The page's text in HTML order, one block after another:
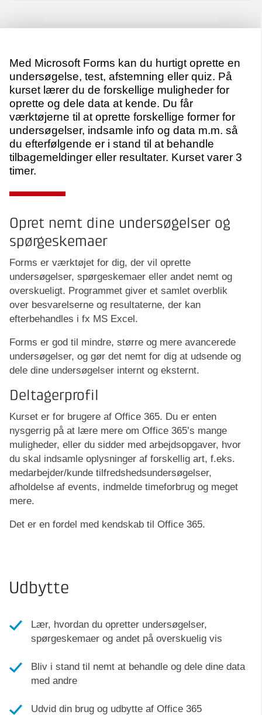
Med Microsoft Forms kan du hurtigt oprette en
undersøgelse, test, afstemning eller quiz. På
kurset lærer du de forskellige muligheder for
oprette og dele data at kende. Du får
værktøjerne til at oprette forskellige former for
undersøgelser, indsamle info og data m.m. så
du efterfølgende er i stand til at behandle
tilbagemeldinger eller resultater. Kurset varer 3
timer.
Opret nemt dine undersøgelser og
spørgeskemaer
Forms er værktøjet for dig, der vil oprette
undersøgelser, spørgeskemaer eller andet nemt og
overskueligt. Programmet giver et samlet overblik
over besvarelserne og resultaterne, der kan
efterbehandles i fx MS Excel.
Forms er god til mindre, større og mere avancerede
undersøgelser, og gør det nemt for dig at udsende og
dele dine undersøgelser internt og eksternt.
Deltagerprofil
Kurset er for brugere af Office 365. Du er enten
nysgerrig på at lære mere om Office 365’s mange
muligheder, eller du sidder med arbejdsopgaver, hvor
du skal indsamle oplysninger af forskellig art, f.eks.
medarbejder/kunde tilfredshedsundersøgelser,
afholdelse af events, indmelde timeforbrug og meget
mere.
Det er en fordel med kendskab til Office 365.
Udbytte
Lær, hvordan du opretter undersøgelser,
spørgeskemaer og andet på overskuelig vis
Bliv i stand til nemt at behandle og dele dine data
med andre
Udvid din brug og udbytte af Office 365